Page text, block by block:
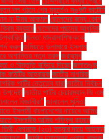
দল গঠনে শেষ মুহূর্তেও সঙ্কট কাটেনি
না উমর আকমল ছেলেদের জন্য কোন
ব্যবহার ছেলেদের পছন্দের আধুনিক
জনতা মাদ্রাসাশিক্ষককে
করল জমিয়তে উলামায়ে ইসলাম
অশান্তির নতুন তরঙ্গ জরায়ুমুখ
ও বিস্তৃতি বাড়িয়ে দিচ্ছে জলাতঙ্ক
কমিটির আহ্বায়ক জাতীয় নাগরিক
পার্টির নেতৃত্বে যারা জাতীয় নির্বাচন
জাতীয় পার্টির চেয়ারম্যান জি এম
বিজ্ঞানীরা" জানালেন সুনিতা
ইসলামী বাংলাদেশের নায়েবে আমির
ইসলামীর আমির শফিকুর রহমান
তিথী বেগমকে (২৩) হত্যার দায়ে আহসান